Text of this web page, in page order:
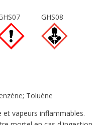
GHS08
Toluène
et vapeurs inflammables.